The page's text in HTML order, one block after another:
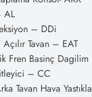
– DDi
Tavan – EAT
Fren Basinç Dagilim
– CC
Tavan Hava Yastıkla